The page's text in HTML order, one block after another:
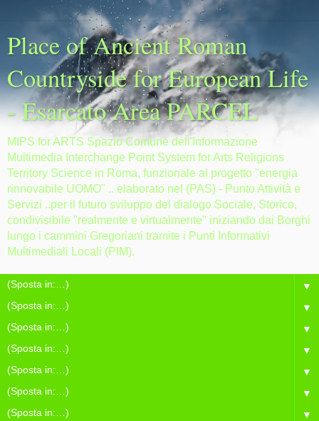
Place of Ancient Roman
Countryside for European Life
- Esarcato Area PARCEL
MIPS for ARTS Spazio Comune dell'Informazione
Multimedia Interchange Point System for Arts Religions
Territory Science in Roma, funzionale al progetto "energia
rinnovabile UOMO" .. elaborato nel (PAS) - Punto Attività e
Servizi ..per il futuro sviluppo del dialogo Sociale, Storico,
condivisibile "realmente e virtualmente" iniziando dai Borghi
lungo i cammini Gregoriani tramite i Punti Informativi
Multimediali Locali (PIM).
▼
▼
▼
▼
▼
▼
▼